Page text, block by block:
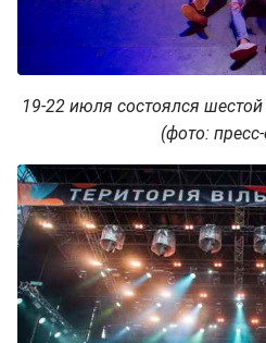
19-22 июля состоялся
(фото: